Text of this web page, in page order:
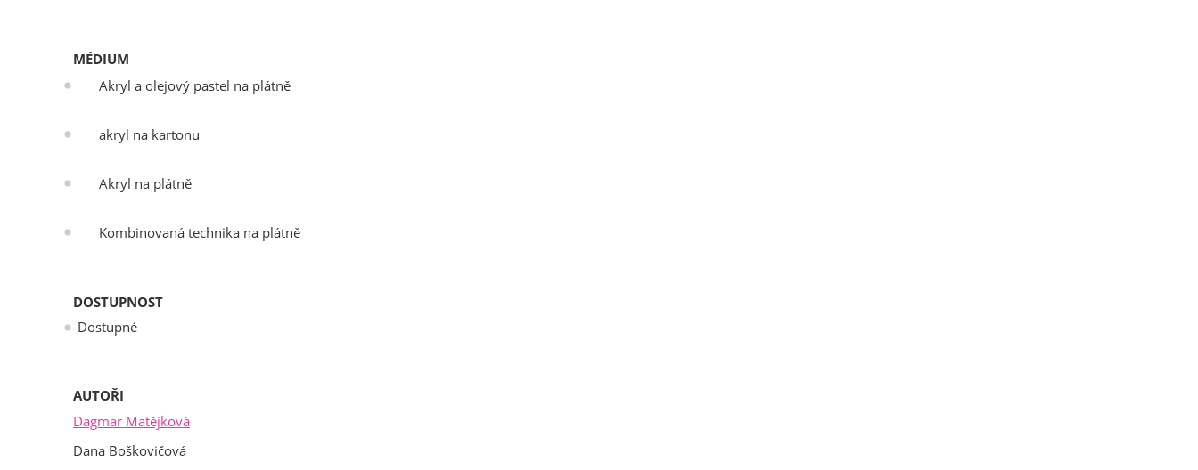
MÉDIUM
Akryl a olejový pastel na plátně
akryl na kartonu
Akryl na plátně
Kombinovaná technika na plátně
DOSTUPNOST
Dostupné
AUTOŘI
Dagmar Matějková
Dana Boškovičová